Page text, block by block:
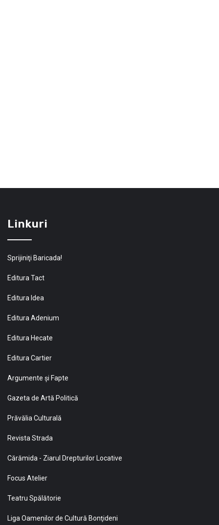
Linkuri
Sprijiniţi Baricada!
Editura Tact
Editura Idea
Editura Adenium
Editura Hecate
Editura Cartier
Argumente și Fapte
Gazeta de Artă Politică
Prăvălia Culturală
Revista Strada
Cărămida - Ziarul Drepturilor Locative
Focus Atelier
Teatru Spălătorie
Liga Oamenilor de Cultură Bonţideni